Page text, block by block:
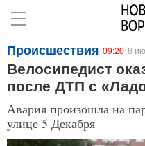
Происшествия 09:20 8
Велосипедист
после ДТП с
Авария произошла на
улице 5 Декабря